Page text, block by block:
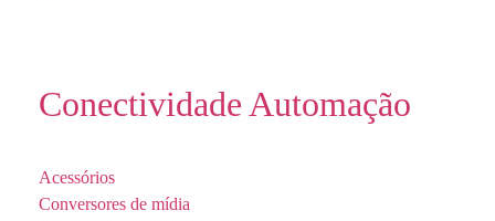
Conectividade Automação
Acessórios
Conversores de mídia